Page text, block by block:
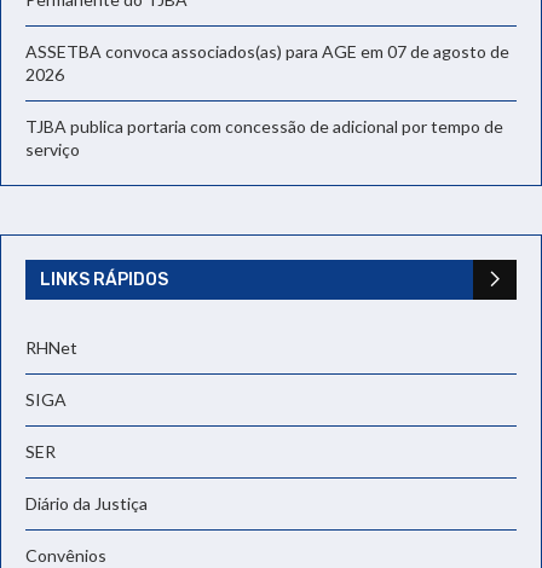
ASSETBA convoca associados(as) para AGE em 07 de agosto de
2026
TJBA publica portaria com concessão de adicional por tempo de
serviço
LINKS RÁPIDOS
RHNet
SIGA
SER
Diário da Justiça
Convênios